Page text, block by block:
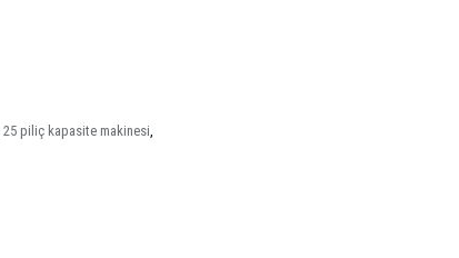
25 piliç kapasite makinesi,